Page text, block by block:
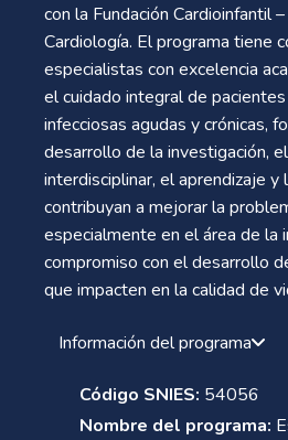
con la Fundación Cardioinfantil
Cardiología. El programa tiene
especialistas con excelencia
el cuidado integral de
infecciosas agudas y crónicas,
desarrollo de la investigación,
interdisciplinar, el aprendizaje y
contribuyan a mejorar la
especialmente en el área de la
compromiso con el desarrollo
que impacten en la calidad de
Información del programa
Código SNIES: 54056
Nombre del programa: